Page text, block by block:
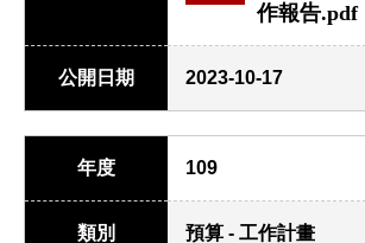
作報告.pdf
公開日期 2023-10-17
年度 109
類別 預算 - 工作計畫